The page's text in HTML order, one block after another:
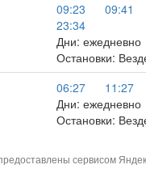
09:23
09:41
23:34
Дни: ежедневно
Остановки:
06:27 11:27
Дни: ежедневно
Остановки:
сервисом